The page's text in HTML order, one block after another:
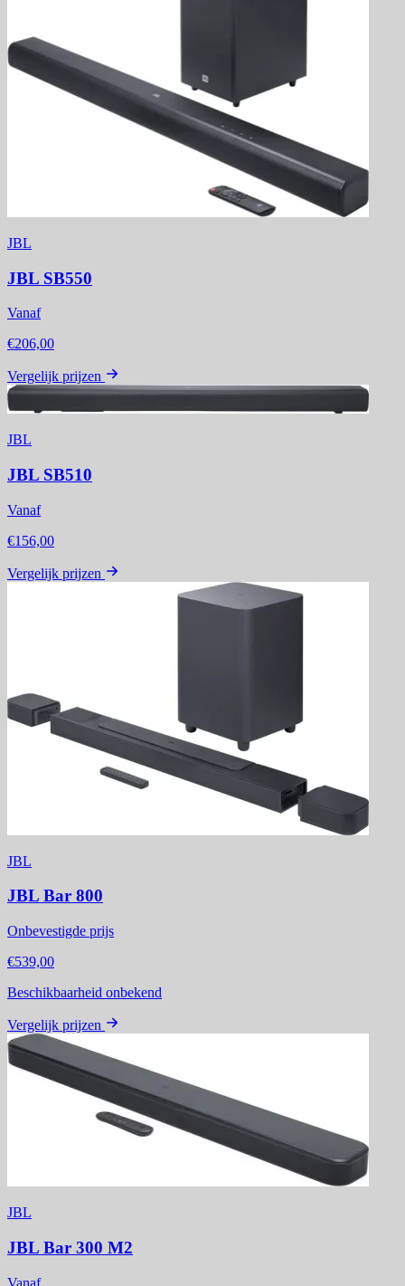
JBL
JBL SB550
Vanaf
€206,00
Vergelijk prijzen
JBL
JBL SB510
Vanaf
€156,00
Vergelijk prijzen
JBL
JBL Bar 800
Onbevestigde prijs
€539,00
Beschikbaarheid onbekend
Vergelijk prijzen
JBL
JBL Bar 300 M2
Vanaf